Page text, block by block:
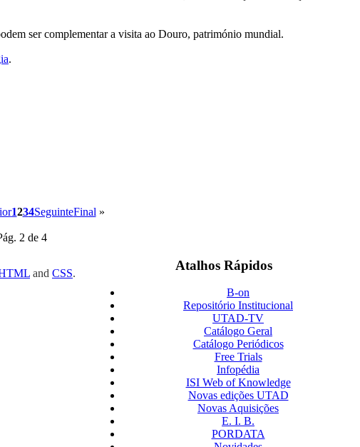
ser complementar a visita ao Douro, património mundial.
.
1234SeguinteFinal »
2 de 4
Atalhos Rápidos
B-on
Repositório Institucional
UTAD-TV
Catálogo Geral
Catálogo Periódicos
Free Trials
Infopédia
ISI Web of Knowledge
Novas edições UTAD
Novas Aquisições
E. I. B.
PORDATA
and CSS.